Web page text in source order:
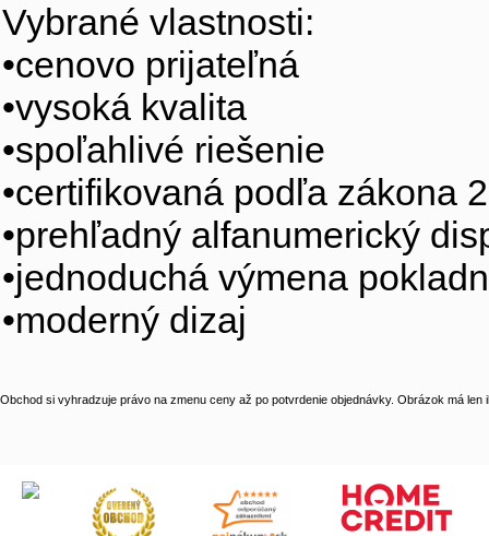
Vybrané vlastnosti:
•cenovo prijateľná
•vysoká kvalita
•spoľahlivé riešenie
•certifikovaná podľa zákona
•prehľadný alfanumerický
•jednoduchá výmena
•moderný dizaj
Obchod si vyhradzuje právo na zmenu ceny až po potvrdenie objednávky. Obrázok má len